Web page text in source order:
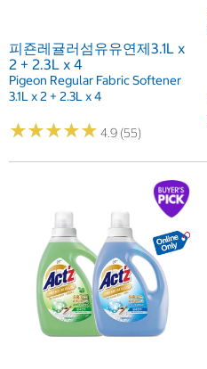
피죤레귤러섬유유연제3.1L x
2 + 2.3L x 4
Pigeon Regular Fabric Softener
3.1L x 2 + 2.3L x 4
★★★★★
★★★★★ 4.9 (55)